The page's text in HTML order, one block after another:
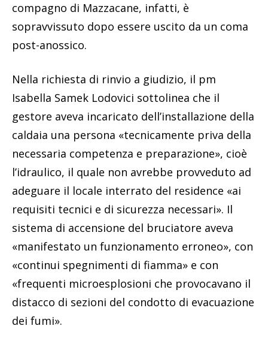
compagno di Mazzacane, infatti, è
sopravvissuto dopo essere uscito da un coma
post-anossico.
Nella richiesta di rinvio a giudizio, il pm
Isabella Samek Lodovici sottolinea che il
gestore aveva incaricato dell’installazione della
caldaia una persona «tecnicamente priva della
necessaria competenza e preparazione», cioè
l’idraulico, il quale non avrebbe provveduto ad
adeguare il locale interrato del residence «ai
requisiti tecnici e di sicurezza necessari». Il
sistema di accensione del bruciatore aveva
«manifestato un funzionamento erroneo», con
«continui spegnimenti di fiamma» e con
«frequenti microesplosioni che provocavano il
distacco di sezioni del condotto di evacuazione
dei fumi».